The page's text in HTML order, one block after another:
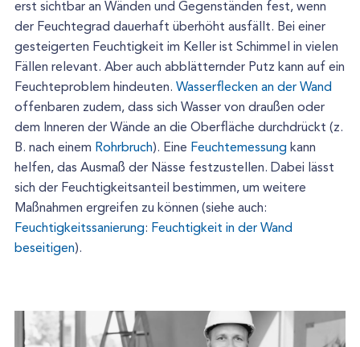
erst sichtbar an Wänden und Gegenständen fest, wenn
der Feuchtegrad dauerhaft überhöht ausfällt. Bei einer
gesteigerten Feuchtigkeit im Keller ist Schimmel in vielen
Fällen relevant. Aber auch abblätternder Putz kann auf ein
Feuchteproblem hindeuten. Wasserflecken an der Wand
offenbaren zudem, dass sich Wasser von draußen oder
dem Inneren der Wände an die Oberfläche durchdrückt (z.
B. nach einem Rohrbruch). Eine Feuchtemessung kann
helfen, das Ausmaß der Nässe festzustellen. Dabei lässt
sich der Feuchtigkeitsanteil bestimmen, um weitere
Maßnahmen ergreifen zu können (siehe auch:
Feuchtigkeitssanierung: Feuchtigkeit in der Wand
beseitigen).